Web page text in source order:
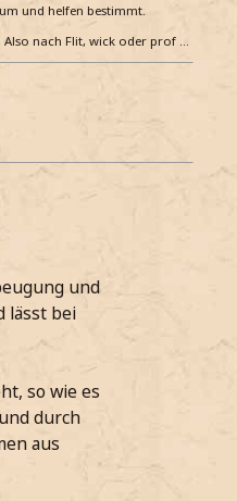
und helfen bestimmt.
Also nach Flit, wick oder prof …
und
lässt bei
so wie es
durch
aus